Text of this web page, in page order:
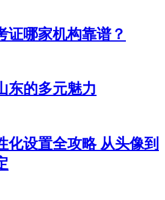
证哪家机构靠谱？
东的多元魅力
化设置全攻略 从头像到